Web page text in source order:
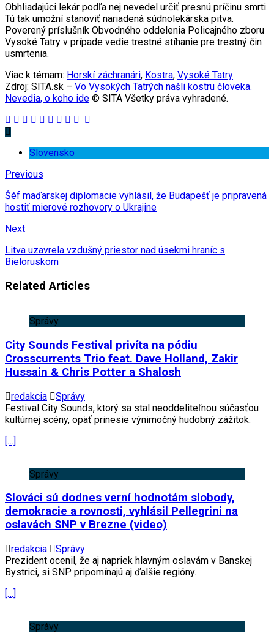
Obhliadajúci lekár podľa nej nevedel určiť presnú príčinu smrti.
Tú tak umožní stanoviť nariadená súdnolekárska pitva.
Poverený príslušník Obvodného oddelenia Policajného zboru
Vysoké Tatry v prípade vedie trestné stíhanie pre trestný čin
usmrtenia.
Viac k témam: Horskí záchranári, Kostra, Vysoké Tatry
Zdroj: SITA.sk – Vo Vysokých Tatrých našli kostru človeka.
Nevedia, o koho ide © SITA Všetky práva vyhradené.
Slovensko
Previous
Šéf maďarskej diplomacie vyhlásil, že Budapešť je pripravená
hostiť mierové rozhovory o Ukrajine
Next
Litva uzavrela vzdušný priestor nad úsekmi hraníc s
Bieloruskom
Related Articles
Správy
City Sounds Festival privíta na pódiu
Crosscurrents Trio feat. Dave Holland, Zakir
Hussain & Chris Potter a Shalosh
redakcia
Správy
Festival City Sounds, ktorý sa stal neoddeliteľnou súčasťou
kultúrnej scény, opäť prinesie výnimočný hudobný zážitok.
[…]
Správy
Slováci sú dodnes verní hodnotám slobody,
demokracie a rovnosti, vyhlásil Pellegrini na
oslavách SNP v Brezne (video)
redakcia
Správy
Prezident ocenil, že aj napriek hlavným oslavám v Banskej
Bystrici, si SNP pripomínajú aj ďalšie regióny.
[…]
Správy